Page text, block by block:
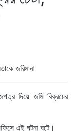
দিয়ে জমি বিক্রয়ের
এই ঘটনা ঘটে।